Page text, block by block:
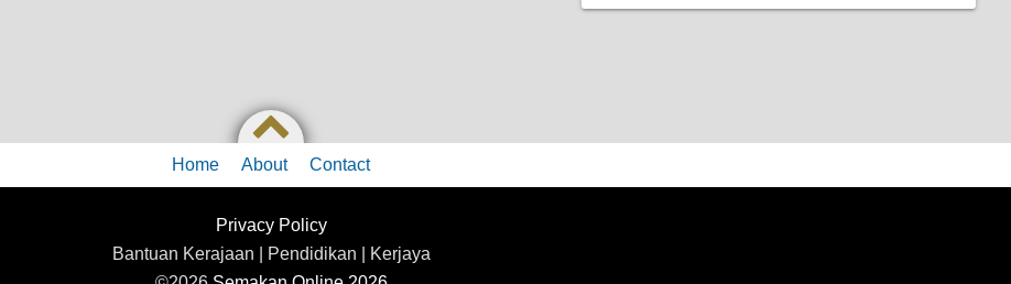
Home About Contact
Privacy Policy
Bantuan Kerajaan | Pendidikan | Kerjaya